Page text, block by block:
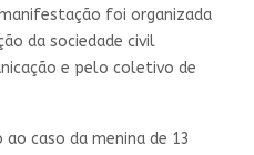
foi organizada
da sociedade civil
e pelo coletivo de
caso da menina de 13